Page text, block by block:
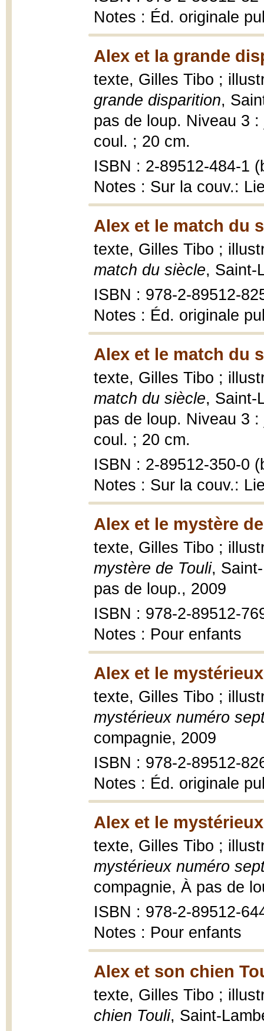
Notes : Éd. originale
Alex et la grande
texte, Gilles Tibo ;
grande disparition,
pas de loup. Niveau 3
coul. ; 20 cm.
ISBN : 2-89512-484-1
Notes : Sur la couv.:
Alex et le match du
texte, Gilles Tibo ;
match du siècle, Saint-
ISBN : 978-2-89512-
Notes : Éd. originale
Alex et le match du
texte, Gilles Tibo ;
match du siècle, Saint-
pas de loup. Niveau 3
coul. ; 20 cm.
ISBN : 2-89512-350-0
Notes : Sur la couv.:
Alex et le mystère
texte, Gilles Tibo ;
mystère de Touli,
pas de loup., 2009
ISBN : 978-2-89512-
Notes : Pour enfants
Alex et le
texte, Gilles Tibo ;
mystérieux numéro
compagnie, 2009
ISBN : 978-2-89512-
Notes : Éd. originale
Alex et le
texte, Gilles Tibo ;
mystérieux numéro
compagnie, À pas de
ISBN : 978-2-89512-
Notes : Pour enfants
Alex et son chien
texte, Gilles Tibo ;
chien Touli, Saint-